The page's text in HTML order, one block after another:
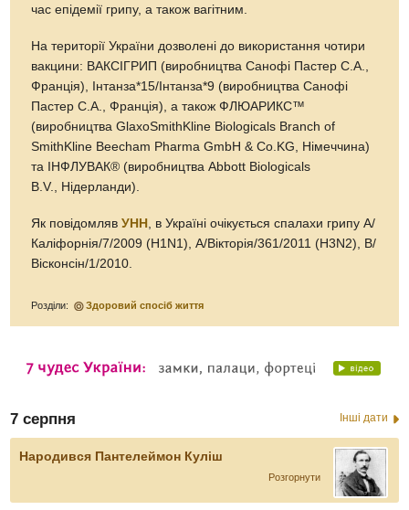
час епідемії грипу, а також вагітним.
На території України дозволені до використання чотири
вакцини: ВАКСІГРИП (виробництва Санофі Пастер С.А.,
Франція), Інтанза*15/Інтанза*9 (виробництва Санофі
Пастер С.А., Франція), а також ФЛЮАРИКС™
(виробництва GlaxoSmithKline Biologicals Branch of
SmithKline Beecham Pharma GmbH & Co.KG, Німеччина)
та ІНФЛУВАК® (виробництва Abbott Biologicals
B.V., Нідерланди).
Як повідомлявУНН , в Україні очікується спалахи грипу A/
Каліфорнія/7/2009 (H1N1), A/Вікторія/361/2011 (H3N2), B/
Вісконсін/1/2010.
Розділи: Здоровий спосіб життя
7 серпня Інші дати
Народився Пантелеймон Куліш
Розгорнути